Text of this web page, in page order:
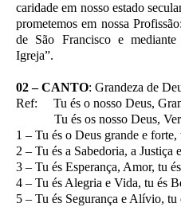
caridade em nosso estado
prometemos em nossa
de São Francisco e
Igreja”.
02 – CANTO: Grandeza de
Ref: Tu és o nosso Deus,
Tu és os nosso Deus,
1 – Tu és o Deus grande e
2 – Tu és a Sabedoria, a Justiça
3 – Tu és Esperança, Amor, tu
4 – Tu és Alegria e Vida, tu és
5 – Tu és Segurança e Alívio, tu